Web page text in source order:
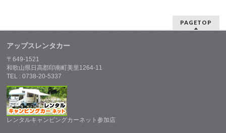
PAGETOP
アップスレンタカー
〒649-1521
和歌山県日高郡印南町美里1264-11
TEL : 0738-20-5337
レンタルキャンピングカーネット参加店